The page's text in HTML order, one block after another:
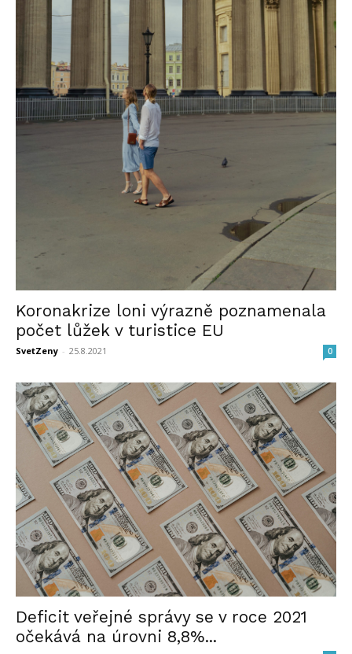
Koronakrize loni výrazně poznamenala
počet lůžek v turistice EU
SvetZeny - 25.8.2021 0
Deficit veřejné správy se v roce 2021
očekává na úrovni 8,8%...